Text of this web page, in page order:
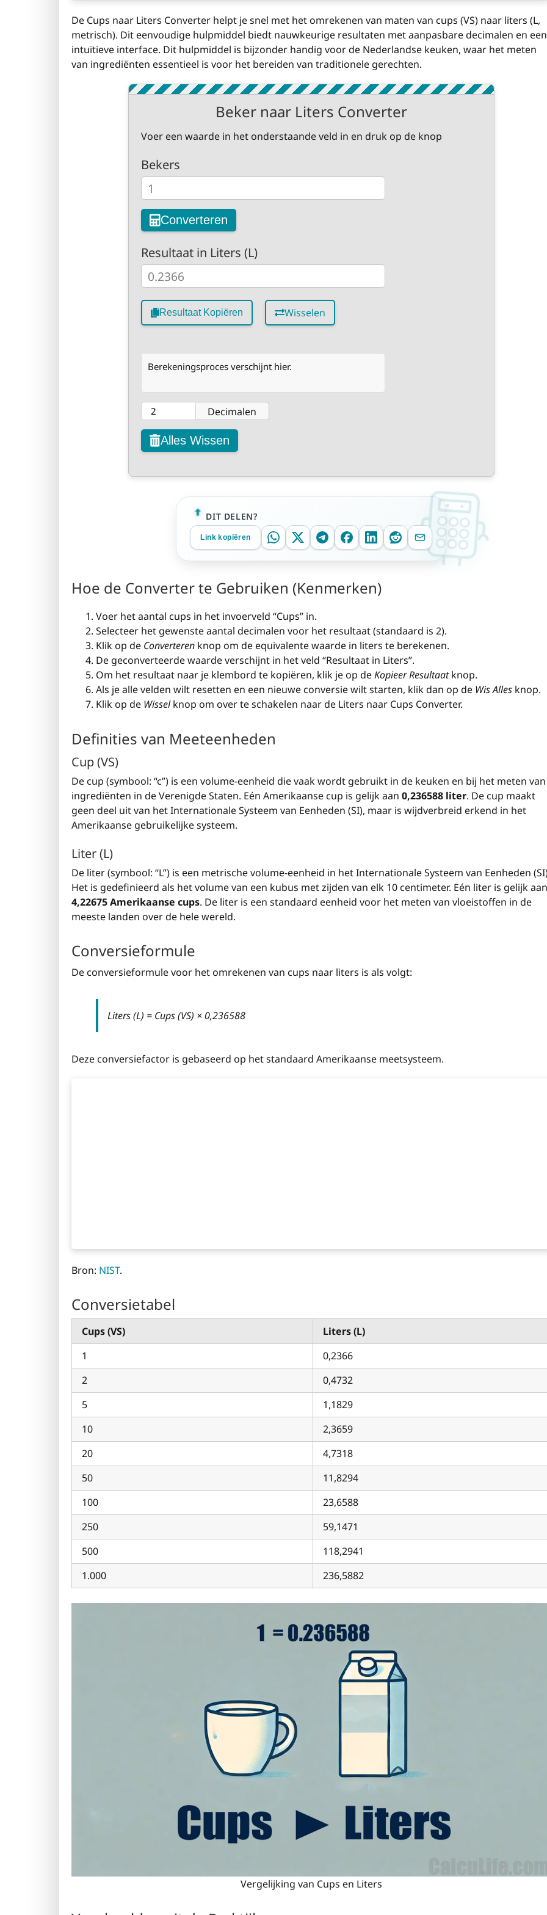
De Cups naar Liters Converter helpt je snel met het omrekenen van maten van cups (VS) naar liters (L,
metrisch). Dit eenvoudige hulpmiddel biedt nauwkeurige resultaten met aanpasbare decimalen en een
intuïtieve interface. Dit hulpmiddel is bijzonder handig voor de Nederlandse keuken, waar het meten
van ingrediënten essentieel is voor het bereiden van traditionele gerechten.
Beker naar Liters Converter
Voer een waarde in het onderstaande veld in en druk op de knop
Bekers
Converteren
Resultaat in Liters (L)
Resultaat Kopiëren Wisselen
Berekeningsproces verschijnt hier.
Decimalen
Alles Wissen
DIT DELEN?
Link kopiëren
Hoe de Converter te Gebruiken (Kenmerken)
Voer het aantal cups in het invoerveld “Cups” in.
Selecteer het gewenste aantal decimalen voor het resultaat (standaard is 2).
Klik op de Converteren knop om de equivalente waarde in liters te berekenen.
De geconverteerde waarde verschijnt in het veld “Resultaat in Liters”.
Om het resultaat naar je klembord te kopiëren, klik je op deKopieer Resultaatknop.
Als je alle velden wilt resetten en een nieuwe conversie wilt starten, klik dan op de Wis Alles knop.
Klik op de Wisselknop om over te schakelen naar de Liters naar Cups Converter.
Definities van Meeteenheden
Cup (VS)
De cup (symbool: “c”) is een volume-eenheid die vaak wordt gebruikt in de keuken en bij het meten van
ingrediënten in de Verenigde Staten. Eén Amerikaanse cup is gelijk aan 0,236588 liter. De cup maakt
geen deel uit van het Internationale Systeem van Eenheden (SI), maar is wijdverbreid erkend in het
Amerikaanse gebruikelijke systeem.
Liter (L)
De liter (symbool: “L”) is een metrische volume-eenheid in het Internationale Systeem van Eenheden
Het is gedefinieerd als het volume van een kubus met zijden van elk 10 centimeter. Eén liter is gelijk aan
4,22675 Amerikaanse cups. De liter is een standaard eenheid voor het meten van vloeistoffen in de
meeste landen over de hele wereld.
Conversieformule
De conversieformule voor het omrekenen van cups naar liters is als volgt:
Liters (L) = Cups (VS) × 0,236588
Deze conversiefactor is gebaseerd op het standaard Amerikaanse meetsysteem.
Bron: NIST.
Conversietabel
Cups (VS)
Liters (L)
1
0,2366
2
0,4732
5
1,1829
10
2,3659
20
4,7318
50
11,8294
100
23,6588
250
59,1471
500
118,2941
1.000
236,5882
Vergelijking van Cups en Liters